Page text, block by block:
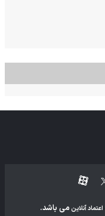
اعتماد آنلاین می باشد.